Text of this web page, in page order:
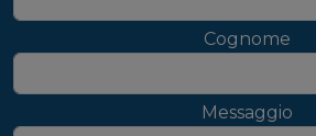
Cognome
Messaggio